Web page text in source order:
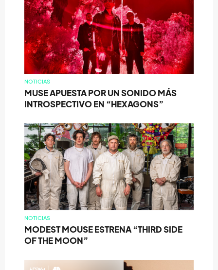
NOTICIAS
MUSE APUESTA POR UN SONIDO MÁS
INTROSPECTIVO EN “HEXAGONS”
NOTICIAS
MODEST MOUSE ESTRENA “THIRD SIDE
OF THE MOON”